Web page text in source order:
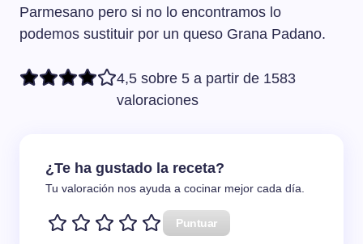
Parmesano pero si no lo encontramos lo
podemos sustituir por un queso Grana Padano.
4,5 sobre 5 a partir de 1583
valoraciones
¿Te ha gustado la receta?
Tu valoración nos ayuda a cocinar mejor cada día.
Puntuar